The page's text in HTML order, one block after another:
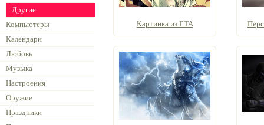
Другие
Компьютеры
Календари
Любовь
Музыка
Настроения
Оружие
Праздники
Картинка из ГТА